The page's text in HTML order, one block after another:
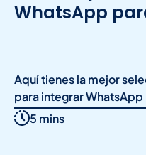
WhatsApp
Aquí tienes la mejor
para integrar WhatsApp
5 mins